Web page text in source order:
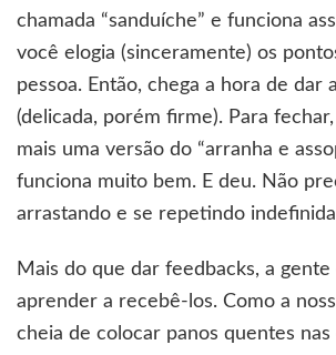
chamada “sanduíche” e funciona
você elogia (sinceramente) os
pessoa. Então, chega a hora de dar
(delicada, porém firme). Para
mais uma versão do “arranha e
funciona muito bem. E deu. Não
arrastando e se repetindo
Mais do que dar feedbacks, a
aprender a recebê-los. Como a
cheia de colocar panos quentes nas